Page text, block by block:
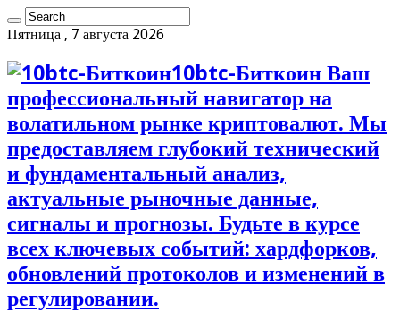
Пятница , 7 августа 2026
10btc-Биткоин Ваш
профессиональный навигатор на
волатильном рынке криптовалют. Мы
предоставляем глубокий технический
и фундаментальный анализ,
актуальные рыночные данные,
сигналы и прогнозы. Будьте в курсе
всех ключевых событий: хардфорков,
обновлений протоколов и изменений в
регулировании.